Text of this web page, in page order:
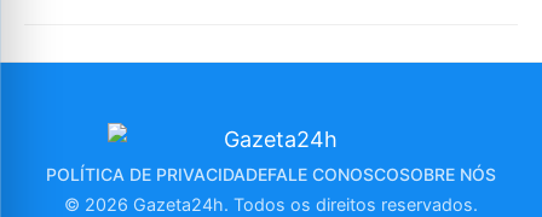
POLÍTICA DE PRIVACIDADEFALE CONOSCOSOBRE NÓS
© 2026 Gazeta24h. Todos os direitos reservados.